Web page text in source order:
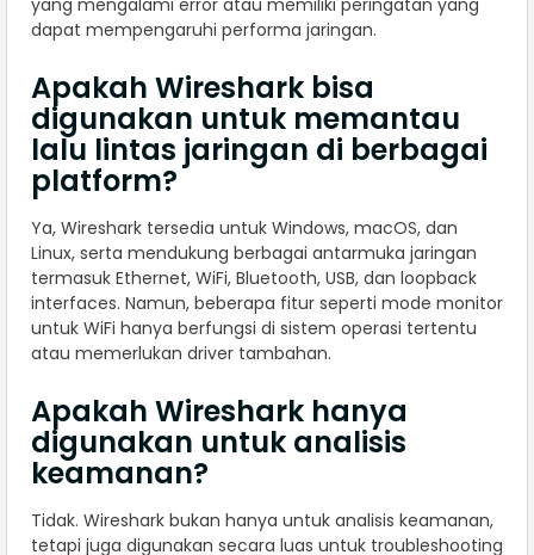
dapat mempengaruhi performa jaringan.
Apakah Wireshark bisa
digunakan untuk memantau
lalu lintas jaringan di berbagai
platform?
Ya, Wireshark tersedia untuk Windows, macOS, dan
Linux, serta mendukung berbagai antarmuka jaringan
termasuk Ethernet, WiFi, Bluetooth, USB, dan loopback
interfaces. Namun, beberapa fitur seperti mode monitor
untuk WiFi hanya berfungsi di sistem operasi tertentu
atau memerlukan driver tambahan.
Apakah Wireshark hanya
digunakan untuk analisis
keamanan?
Tidak. Wireshark bukan hanya untuk analisis keamanan,
tetapi juga digunakan secara luas untuk troubleshooting